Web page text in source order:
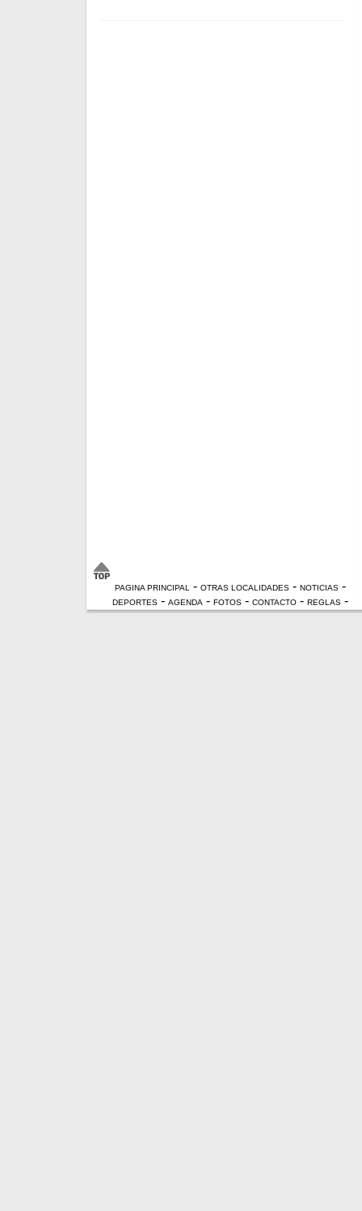
PAGINA PRINCIPAL - OTRAS LOCALIDADES - NOTICIAS -
DEPORTES - AGENDA - FOTOS - CONTACTO - REGLAS -